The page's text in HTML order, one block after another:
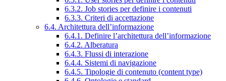
6.3.2. Job stories per definire i contenuti
6.3.3. Criteri di accettazione
6.4. Architettura dell’informazione
6.4.1. Definire l’architettura dell’informazione
6.4.2. Alberatura
6.4.3. Flussi di interazione
6.4.4. Sistemi di navigazione
6.4.5. Tipologie di contenuto (content type)